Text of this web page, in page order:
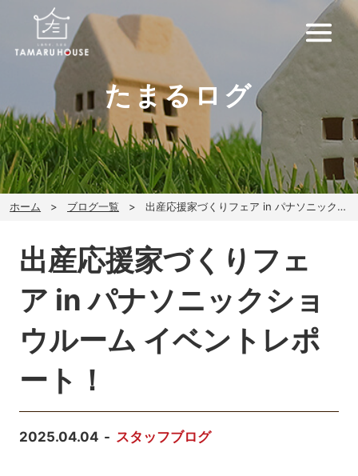
たまるログ
ホーム ブログ一覧 出産応援家づくりフェア in パナソニックショウルーム イベントレポート！
出産応援家づくりフェ
ア in パナソニックショ
ウルーム イベントレポ
ート！
2025.04.04 スタッフブログ